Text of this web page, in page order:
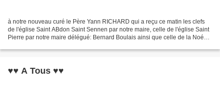
à notre nouveau curé le Père Yann RICHARD qui a reçu ce matin les clefs
de l'église Saint ABdon Saint Sennen par notre maire, celle de l'église Saint
Pierre par notre maire délégué: Bernard Boulais ainsi que celle de la Noé
♥♥ A Tous ♥♥